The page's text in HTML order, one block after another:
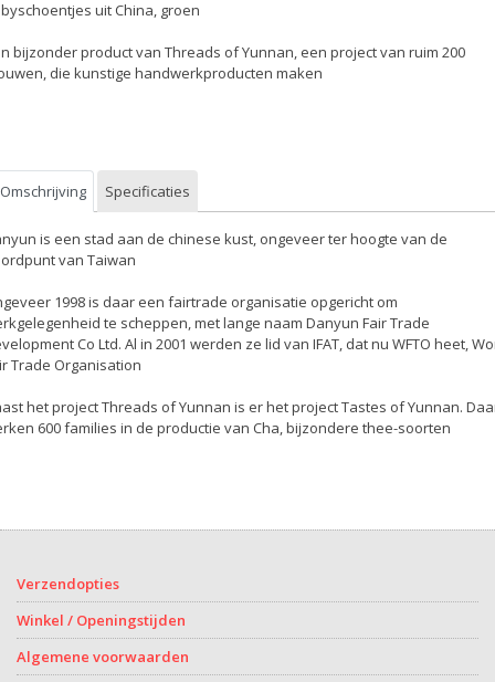
uit China, groen
bijzonder product van Threads of Yunnan, een project van ruim 200
die kunstige handwerkproducten maken
Omschrijving Specificaties
is een stad aan de chinese kust, ongeveer ter hoogte van de
van Taiwan
1998 is daar een fairtrade organisatie opgericht om
te scheppen, met lange naam Danyun Fair Trade
Co Ltd. Al in 2001 werden ze lid van IFAT, dat nu WFTO heet,
Trade Organisation
het project Threads of Yunnan is er het project Tastes of Yunnan.
600 families in de productie van Cha, bijzondere thee-soorten
Verzendopties
Winkel / Openingstijden
Algemene voorwaarden